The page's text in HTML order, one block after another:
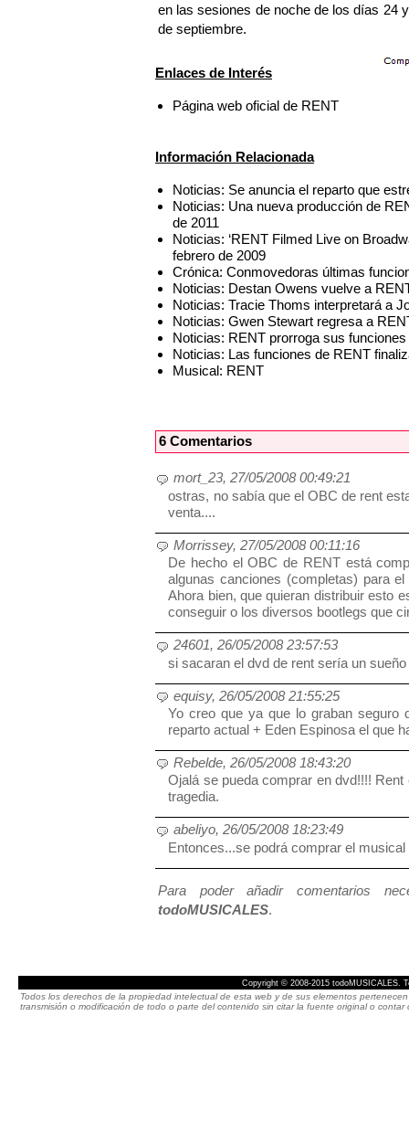
en las sesiones de noche de los días 24
de septiembre.
Enlaces de Interés
Página web oficial de RENT
Información Relacionada
Noticias: Se anuncia el reparto que
Noticias: Una nueva producción de
de 2011
Noticias: ‘RENT Filmed Live on
febrero de 2009
Crónica: Conmovedoras últimas
Noticias: Destan Owens vuelve a
Noticias: Tracie Thoms interpretará a
Noticias: Gwen Stewart regresa a
Noticias: RENT prorroga sus
Noticias: Las funciones de RENT
Musical: RENT
6 Comentarios
mort_23, 27/05/2008 00:49:21
ostras, no sabía que el OBC de rent
venta....
Morrissey, 27/05/2008 00:11:16
De hecho el OBC de RENT está
algunas canciones (completas) para
Ahora bien, que quieran distribuir esto
conseguir o los diversos bootlegs que
24601, 26/05/2008 23:57:53
si sacaran el dvd de rent sería un
equisy, 26/05/2008 21:55:25
Yo creo que ya que lo graban seguro
reparto actual + Eden Espinosa el que
Rebelde, 26/05/2008 18:43:20
Ojalá se pueda comprar en dvd!!!!
tragedia.
abeliyo, 26/05/2008 18:23:49
Entonces...se podrá comprar el musical
Para poder añadir comentarios
todoMUSICALES.
Copyright © 2008-2015 todoMUSICALES.
Todos los derechos de la propiedad intelectual de esta web y de sus elementos
transmisión o modificación de todo o parte del contenido sin citar la fuente original o